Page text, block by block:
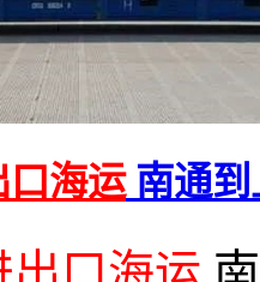
口海运南通到
出口海运